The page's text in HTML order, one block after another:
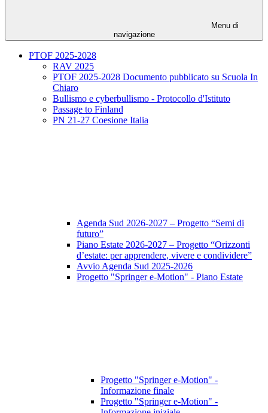
Menu di
navigazione
PTOF 2025-2028
RAV 2025
PTOF 2025-2028 Documento pubblicato su Scuola In
Chiaro
Bullismo e cyberbullismo - Protocollo d'Istituto
Passage to Finland
PN 21-27 Coesione Italia
Agenda Sud 2026-2027 – Progetto “Semi di
futuro”
Piano Estate 2026-2027 – Progetto “Orizzonti
d’estate: per apprendere, vivere e condividere”
Avvio Agenda Sud 2025-2026
Progetto "Springer e-Motion" - Piano Estate
Progetto "Springer e-Motion" -
Informazione finale
Progetto "Springer e-Motion" -